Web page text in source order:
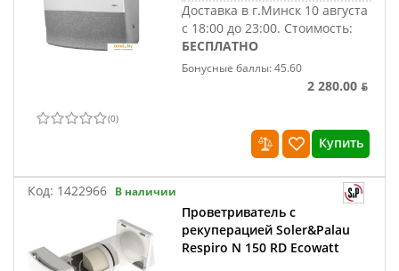
Доставка в г.Минск 10 августа
с 18:00 до 23:00. Стоимость:
БЕСПЛАТНО
Бонусные баллы: 45.60
2 280.00 ƃ
(0)
Купить
Код: 1422966 В наличии
Проветриватель с
рекуперацией Soler&Palau
Respiro N 150 RD Ecowatt